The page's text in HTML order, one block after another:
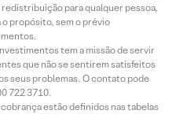
para qualquer pessoa,
propósito, sem o prévio
tem a missão de servir
que não se sentirem satisfeitos
seus problemas. O contato pode
722 3710.
estão definidos nas tabelas